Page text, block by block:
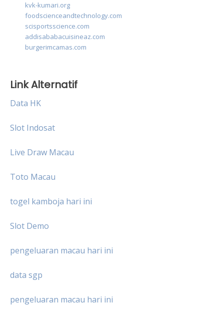
kvk-kumari.org
foodscienceandtechnology.com
scisportsscience.com
addisababacuisineaz.com
burgerimcamas.com
Link Alternatif
Data HK
Slot Indosat
Live Draw Macau
Toto Macau
togel kamboja hari ini
Slot Demo
pengeluaran macau hari ini
data sgp
pengeluaran macau hari ini